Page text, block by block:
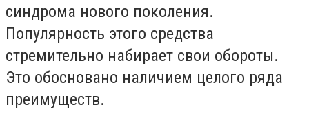
синдрома нового поколения.
Популярность этого средства
стремительно набирает свои обороты.
Это обосновано наличием целого ряда
преимуществ.